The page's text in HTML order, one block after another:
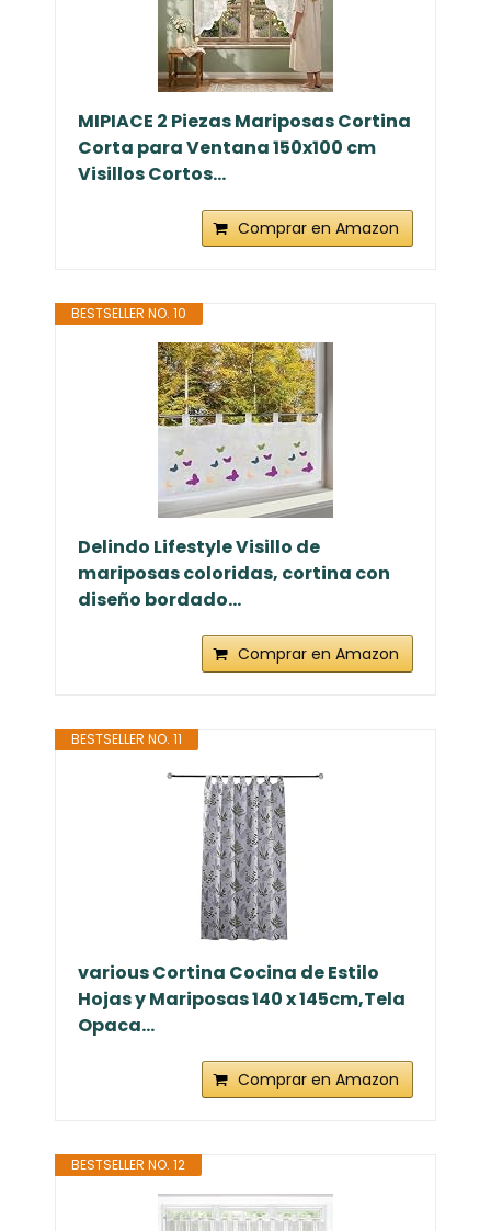
MIPIACE 2 Piezas Mariposas Cortina
Corta para Ventana 150x100 cm
Visillos Cortos...
Comprar en Amazon
BESTSELLER NO. 10
Delindo Lifestyle Visillo de
mariposas coloridas, cortina con
diseño bordado...
Comprar en Amazon
BESTSELLER NO. 11
various Cortina Cocina de Estilo
Hojas y Mariposas 140 x 145cm,Tela
Opaca...
Comprar en Amazon
BESTSELLER NO. 12